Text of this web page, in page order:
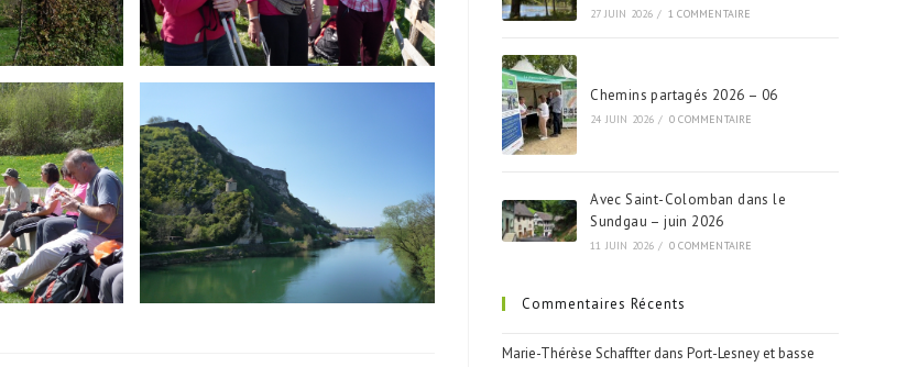
27 JUIN 2026 / 1 COMMENTAIRE
Chemins partagés 2026 – 06
24 JUIN 2026 / 0 COMMENTAIRE
Avec Saint-Colomban dans le
Sundgau – juin 2026
11 JUIN 2026 / 0 COMMENTAIRE
Commentaires Récents
Marie-Thérèse Schaffter dans Port-Lesney et basse